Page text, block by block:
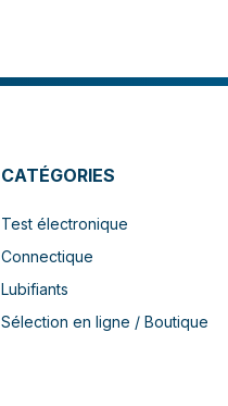
CATÉGORIES
Test électronique
Connectique
Lubifiants
Sélection en ligne / Boutique